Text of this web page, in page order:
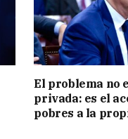
El problema no
privada: es el
pobres a la